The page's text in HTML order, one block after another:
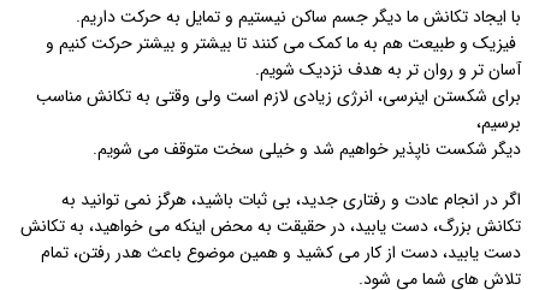
با ایجاد تکانش ما دیگر جسم ساکن نیستیم و تمایل به حرکت داریم.
فیزیک و طبیعت هم به ما کمک می کنند تا بیشتر و بیشتر حرکت کنیم و
آسان تر و روان تر به هدف نزدیک شویم.
برای شکستن اینرسی، انرژی زیادی لازم است ولی وقتی به تکانش مناسب
برسیم،
دیگر شکست ناپذیر خواهیم شد و خیلی سخت متوقف می شویم.
اگر در انجام عادت و رفتاری جدید، بی ثبات باشید، هرگز نمی توانید به
تکانش بزرگ، دست یابید، در حقیقت به محض اینکه می خواهید، به تکانش
دست یابید، دست از کار می کشید و همین موضوع باعث هدر رفتن، تمام
تلاش های شما می شود.